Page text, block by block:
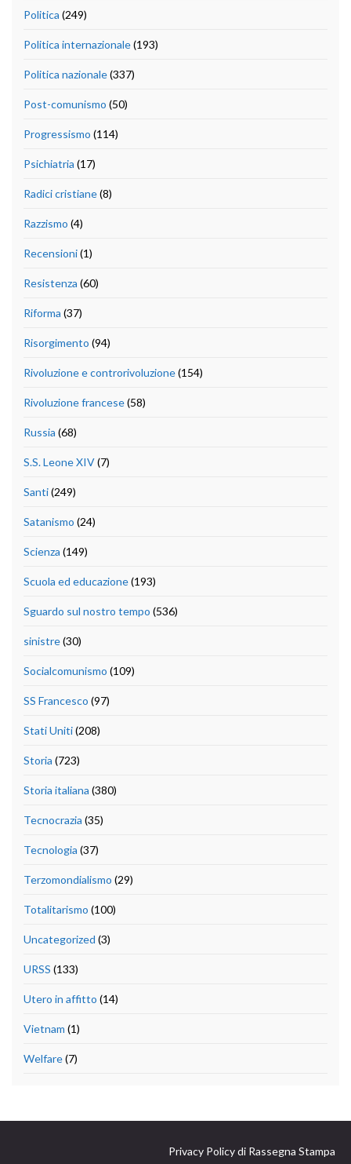
Politica (249)
Politica internazionale(193)
Politica nazionale(337)
Post-comunismo (50)
Progressismo (114)
Psichiatria (17)
Radici cristiane(8)
Razzismo (4)
Recensioni(1)
Resistenza (60)
Riforma (37)
Risorgimento (94)
Rivoluzione e controrivoluzione(154)
Rivoluzione francese(58)
Russia (68)
S.S. Leone XIV(7)
Santi(249)
Satanismo (24)
Scienza (149)
Scuola ed educazione(193)
Sguardo sul nostro tempo (536)
sinistre(30)
Socialcomunismo (109)
SS Francesco (97)
Stati Uniti(208)
Storia (723)
Storia italiana (380)
Tecnocrazia (35)
Tecnologia (37)
Terzomondialismo (29)
Totalitarismo (100)
Uncategorized (3)
URSS (133)
Utero in affitto (14)
Vietnam (1)
Welfare(7)
Privacy Policy di Rassegna Stampa